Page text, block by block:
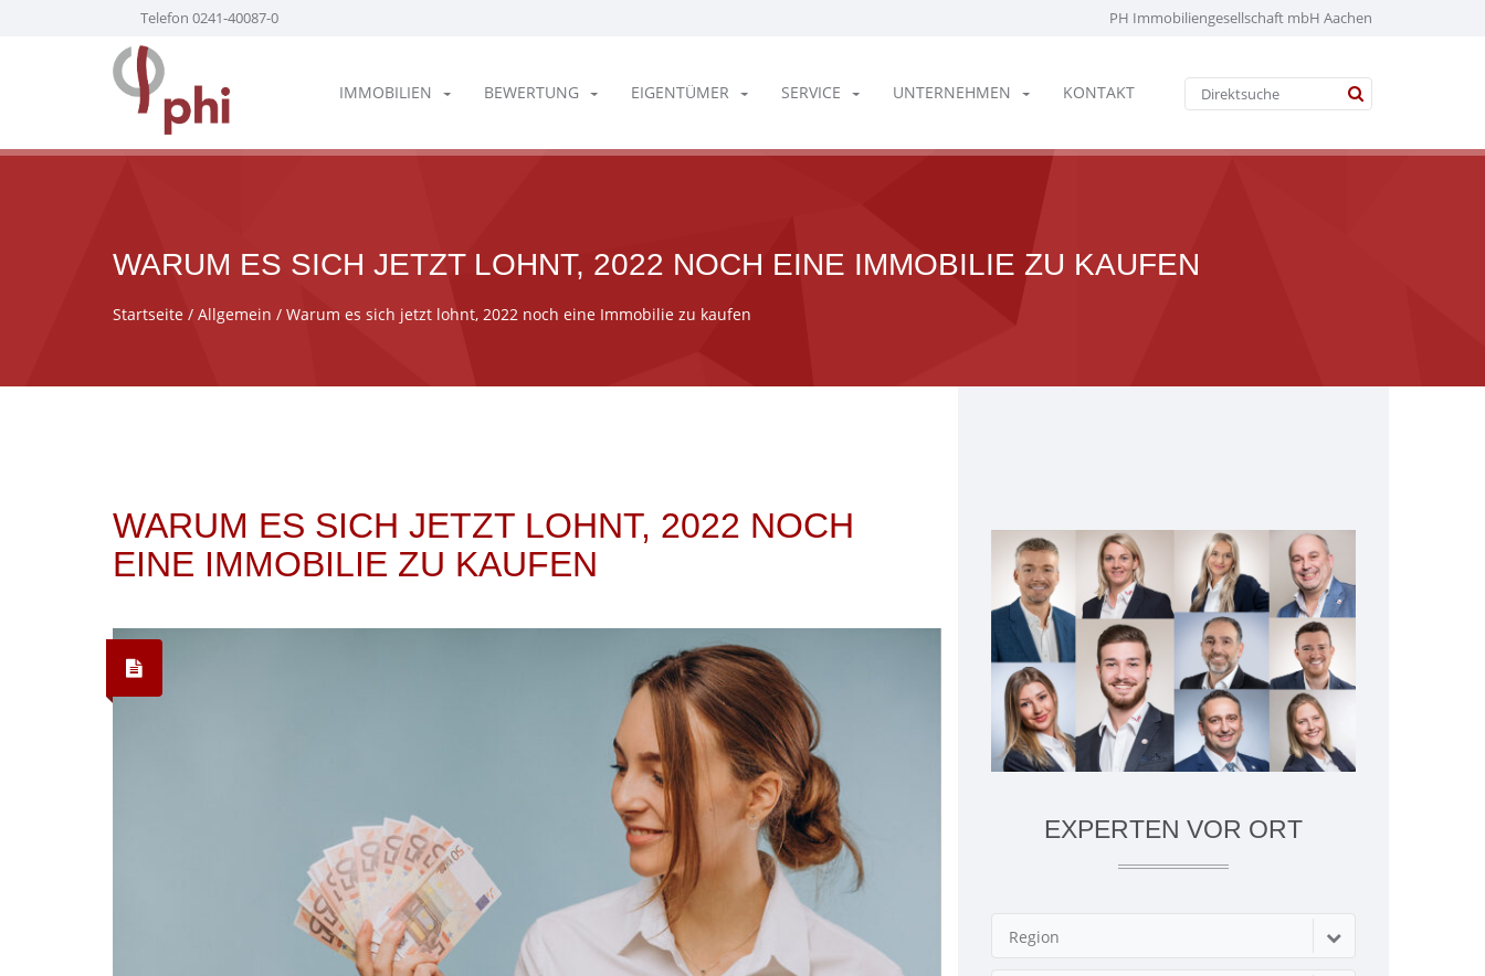
Telefon 0241-40087-0 PH Immobiliengesellschaft mbH Aachen
IMMOBILIEN BEWERTUNG EIGENTÜMER SERVICE UNTERNEHMEN KONTAKT
WARUM ES SICH JETZT LOHNT, 2022 NOCH EINE IMMOBILIE ZU KAUFEN
Startseite / Allgemein / Warum es sich jetzt lohnt, 2022 noch eine Immobilie zu kaufen
WARUM ES SICH JETZT LOHNT, 2022 NOCH
EINE IMMOBILIE ZU KAUFEN
EXPERTEN VOR ORT
Region